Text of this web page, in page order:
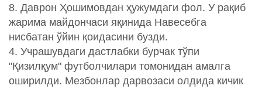
8. Даврон Ҳошимовдан ҳужумдаги фол. У рақиб
жарима майдончаси яқинида Навесебга
нисбатан ўйин қоидасини бузди.
4. Учрашувдаги дастлабки бурчак тўпи
"Қизилқум" футболчилари томонидан амалга
оширилди. Мезбонлар дарвозаси олдида кичик